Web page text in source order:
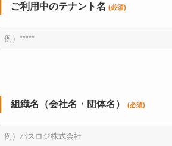
ご利用中のテナント名 (必須)
組織名（会社名・団体名） (必須)